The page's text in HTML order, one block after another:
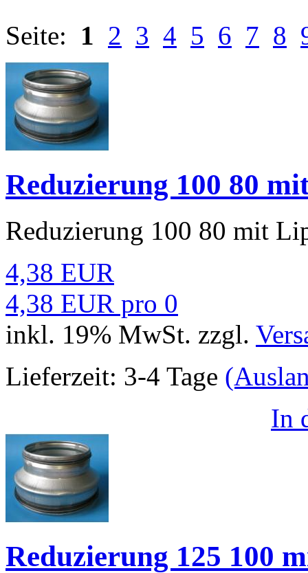
Seite: 1 2 3 4 5 6 7 8
Reduzierung 100 80
Reduzierung 100 80 mit
4,38 EUR
4,38 EUR pro 0
inkl. 19% MwSt. zzgl.
Lieferzeit: 3-4 Tage
In
Reduzierung 125 100